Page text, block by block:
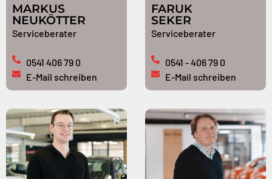
MARKUS
NEUKÖTTER
Serviceberater
0541 406 79 0
E-Mail schreiben
FARUK
SEKER
Serviceberater
0541 - 406 79 0
E-Mail schreiben